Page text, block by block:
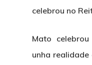
celebrou no
Mato
unha